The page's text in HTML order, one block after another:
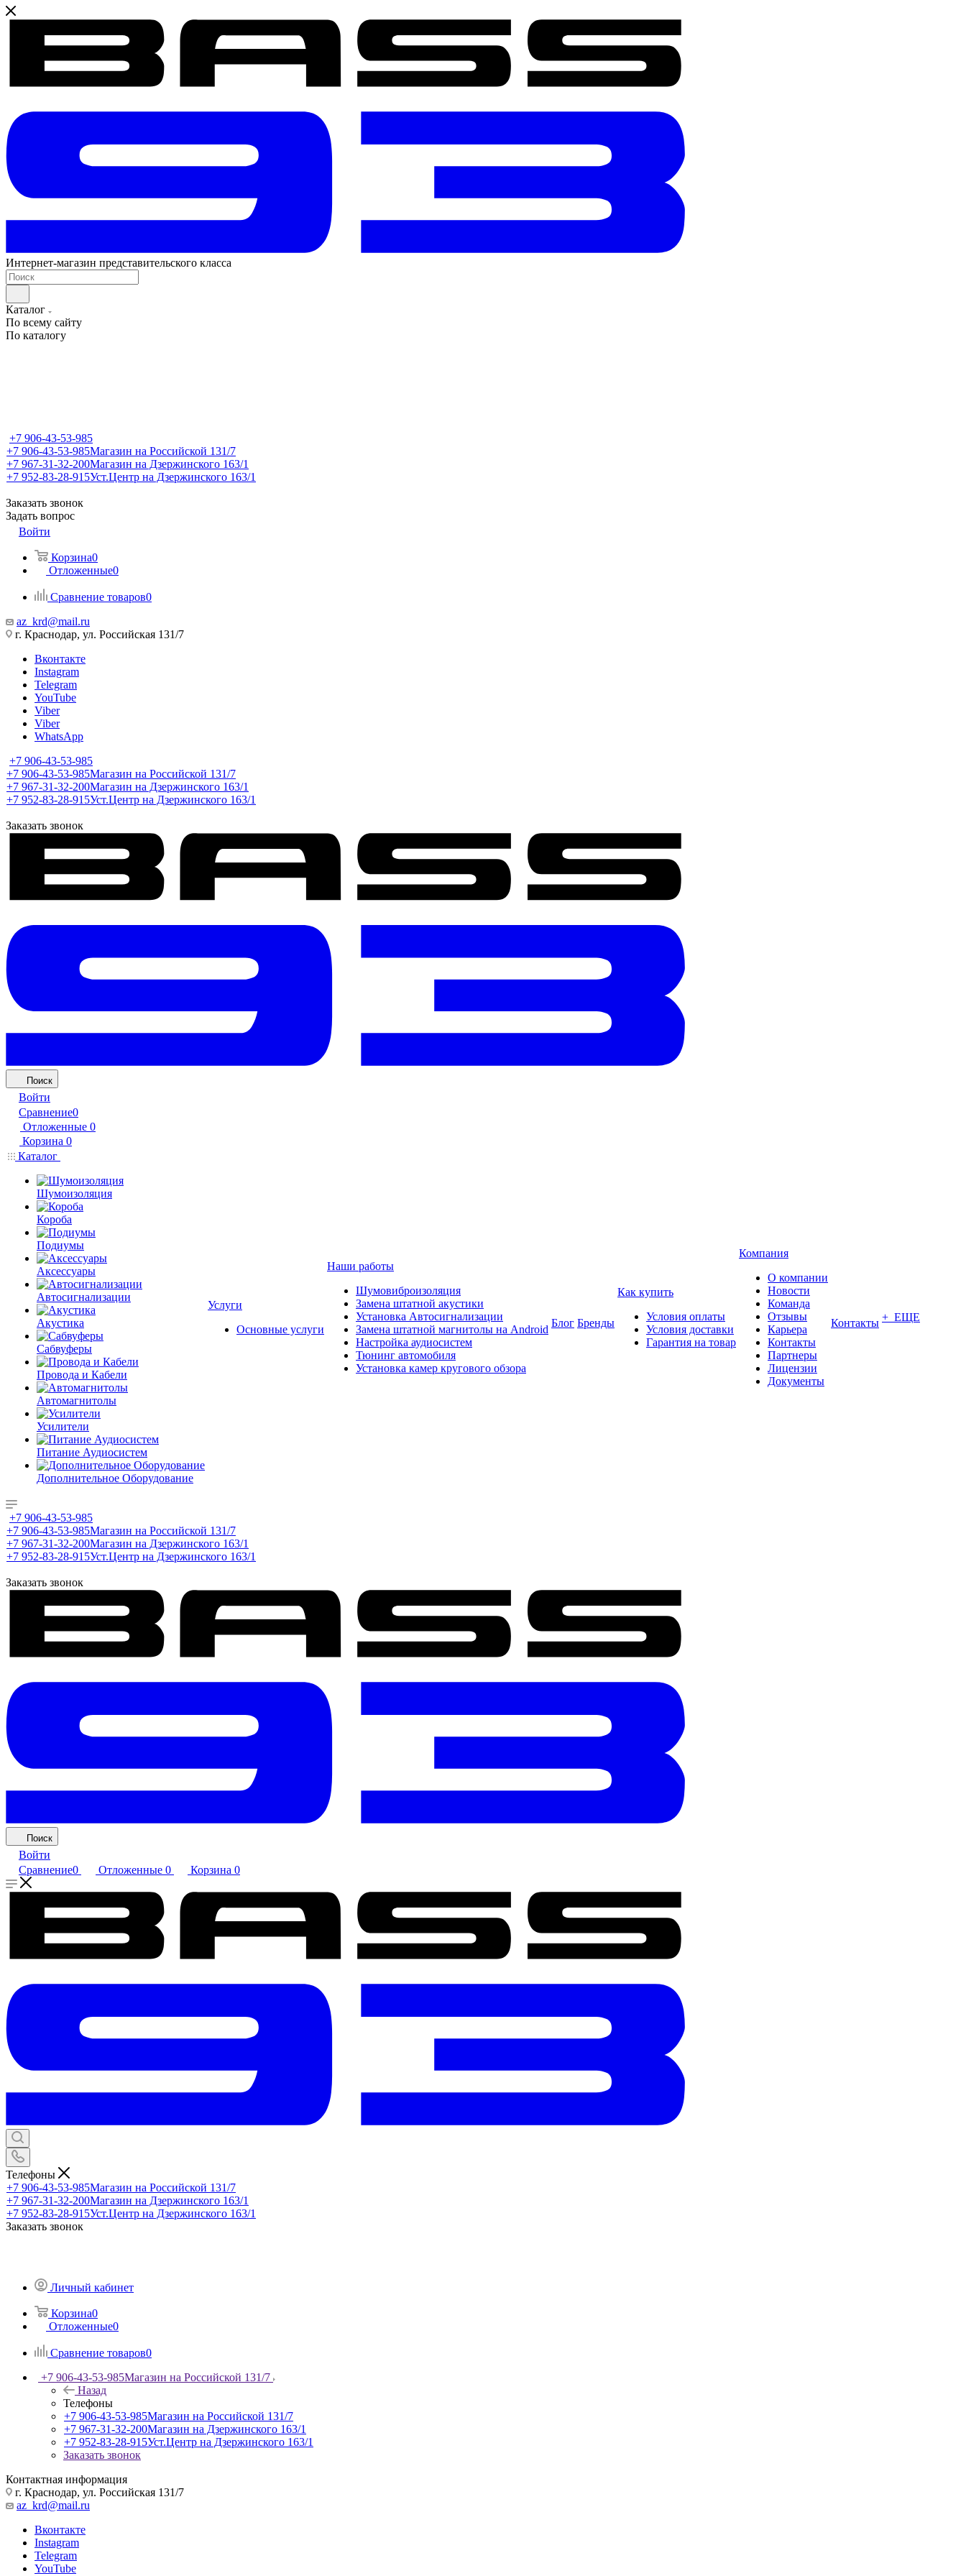
Интернет-магазин представительского класса
Каталог
По всему сайту
По каталогу
+7 906-43-53-985
+7 906-43-53-985Магазин на Российской 131/7
+7 967-31-32-200Магазин на Дзержинского 163/1
+7 952-83-28-915Уст.Центр на Дзержинского 163/1
Заказать звонок
Задать вопрос
Войти
Корзина0
Отложенные0
Сравнение товаров0
az_krd@mail.ru
г. Краснодар, ул. Российская 131/7
Вконтакте
Instagram
Telegram
YouTube
Viber
Viber
WhatsApp
+7 906-43-53-985
+7 906-43-53-985Магазин на Российской 131/7
+7 967-31-32-200Магазин на Дзержинского 163/1
+7 952-83-28-915Уст.Центр на Дзержинского 163/1
Заказать звонок
Поиск
Войти
Сравнение0
Отложенные 0
Корзина 0
Каталог
Шумоизоляция
Короба
Подиумы
Аксессуары
Автосигнализации
Акустика
Сабвуферы
Провода и Кабели
Автомагнитолы
Усилители
Питание Аудиосистем
Дополнительное Оборудование
Услуги
Основные услуги
Наши работы
Шумовиброизоляция
Замена штатной акустики
Установка Автосигнализации
Замена штатной магнитолы на Android
Настройка аудиосистем
Тюнинг автомобиля
Установка камер кругового обзора
Блог Бренды
Как купить
Условия оплаты
Условия доставки
Гарантия на товар
Компания
О компании
Новости
Команда
Отзывы
Карьера
Контакты
Партнеры
Лицензии
Документы
Контакты + ЕЩЕ
+7 906-43-53-985
+7 906-43-53-985Магазин на Российской 131/7
+7 967-31-32-200Магазин на Дзержинского 163/1
+7 952-83-28-915Уст.Центр на Дзержинского 163/1
Заказать звонок
Поиск
Войти
Сравнение0 Отложенные 0 Корзина 0
Телефоны
+7 906-43-53-985Магазин на Российской 131/7
+7 967-31-32-200Магазин на Дзержинского 163/1
+7 952-83-28-915Уст.Центр на Дзержинского 163/1
Заказать звонок
Личный кабинет
Корзина0
Отложенные0
Сравнение товаров0
+7 906-43-53-985Магазин на Российской 131/7
Назад
Телефоны
+7 906-43-53-985Магазин на Российской 131/7
+7 967-31-32-200Магазин на Дзержинского 163/1
+7 952-83-28-915Уст.Центр на Дзержинского 163/1
Заказать звонок
Контактная информация
г. Краснодар, ул. Российская 131/7
az_krd@mail.ru
Вконтакте
Instagram
Telegram
YouTube